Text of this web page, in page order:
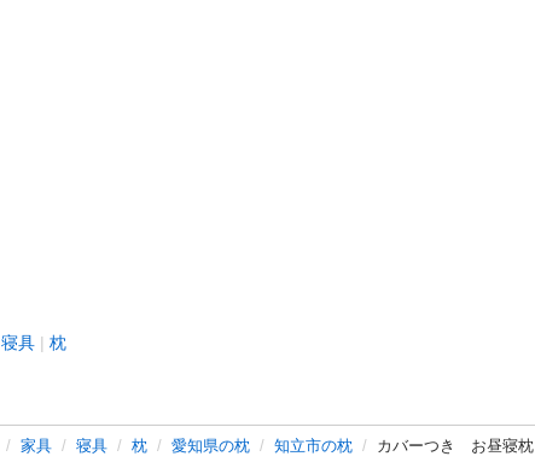
寝具 枕
家具 寝具 枕 愛知県の枕 知立市の枕 カバーつき お昼寝枕